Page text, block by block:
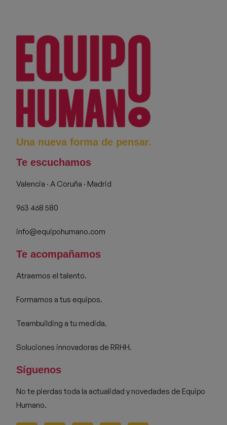
Una nueva forma de pensar.
Te escuchamos
Valencia · A Coruña · Madrid
963 468 580
info@equipohumano.com
Te acompañamos
Atraemos el talento.
Formamos a tus equipos.
Teambuilding a tu medida.
Soluciones innovadoras de RRHH.
Síguenos
No te pierdas toda la actualidad y novedades de Equipo
Humano.